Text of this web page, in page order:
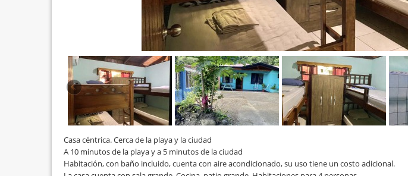
Casa céntrica. Cerca de la playa y la ciudad
A 10 minutos de la playa y a 5 minutos de la ciudad
Habitación, con baño incluido, cuenta con aire acondicionado, su uso tiene un costo adicional.